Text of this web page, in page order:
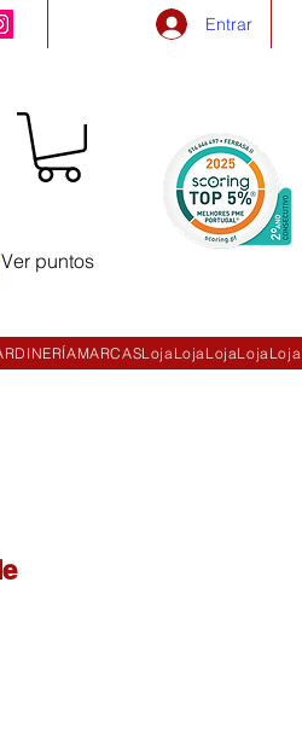
Entrar
Ver puntos
MARCASLojaLojaLojaLojaLoja